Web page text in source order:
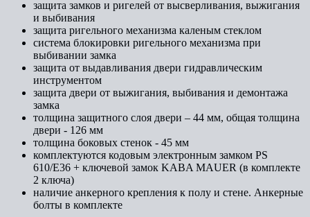
защита замков и ригелей от высверливания, выжигания
и выбивания
защита ригельного механизма каленым стеклом
система блокировки ригельного механизма при
выбивании замка
защита от выдавливания двери гидравлическим
инструментом
защита двери от выжигания, выбивания и демонтажа
замка
толщина защитного слоя двери – 44 мм, общая толщина
двери - 126 мм
толщина боковых стенок - 45 мм
комплектуются кодовым электронным замком PS
610/E36 + ключевой замок KABA MAUER (в комплекте
2 ключа)
наличие анкерного крепления к полу и стене. Анкерные
болты в комплекте